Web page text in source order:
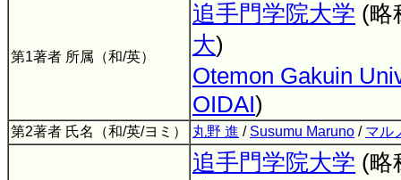
第1著者 所属（和/英）
追手門学院大学 (略
大)
Otemon Gakuin
OIDAI)
第2著者 氏名（和/英/ヨミ） 丸野 進 / Susumu Maruno / マル
追手門学院大学 (略